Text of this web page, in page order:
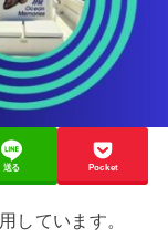
送る Pocket
しています。